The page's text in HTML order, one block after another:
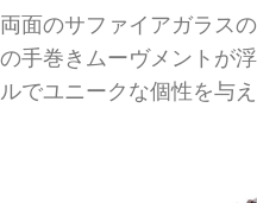
両面のサファイアガラス
の手巻きムーヴメントが
ルでユニークな個性を与え